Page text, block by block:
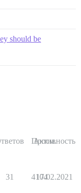
should be
Просм.
Активность
31 4104
17.02.2021